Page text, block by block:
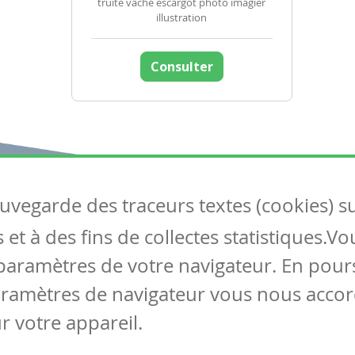
truite vache escargot photo imagier
illustration
Consulter
Articles
Tous les articles
Articles DYS
Circulaires
des traceurs textes (cookies)
à des fins de collectes
de votre navigateur. En
de navigateur vous nous
votre appareil.